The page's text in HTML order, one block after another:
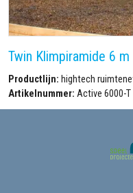
Twin Klimpiramide 6 m
Productlijn: hightech
Artikelnummer: Active 6000-T